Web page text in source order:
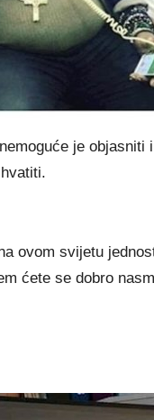
je objasniti
ovom svijetu
ćete se dobro